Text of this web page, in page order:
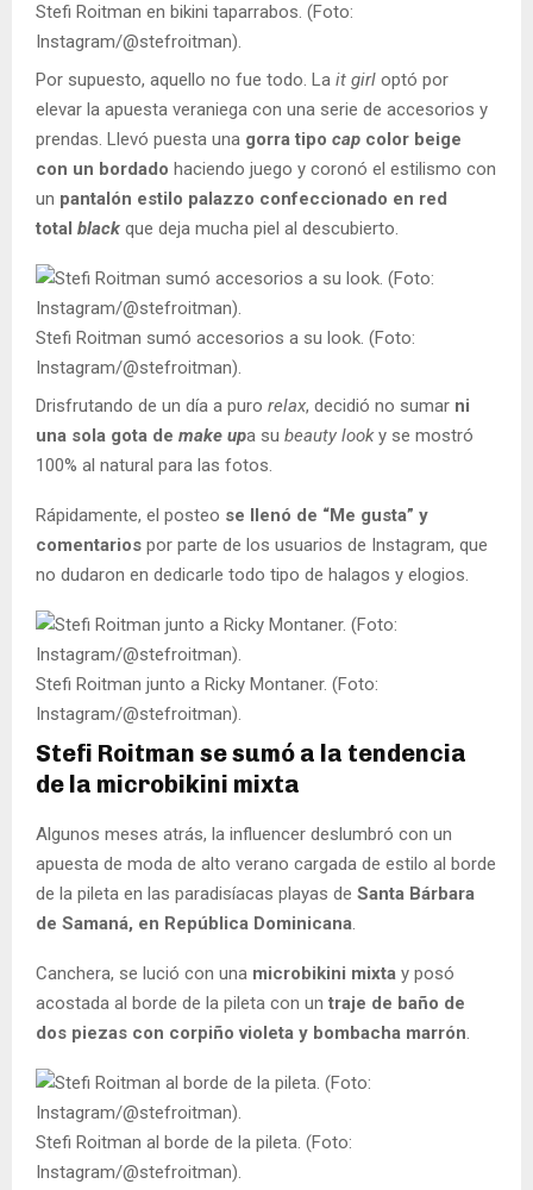
Stefi Roitman en bikini taparrabos. (Foto:
Instagram/@stefroitman).
Por supuesto, aquello no fue todo. La it girl optó por
elevar la apuesta veraniega con una serie de accesorios y
prendas. Llevó puesta una gorra tipo cap color beige
con un bordado haciendo juego y coronó el estilismo con
un pantalón estilo palazzo confeccionado en red
total black que deja mucha piel al descubierto.
Stefi Roitman sumó accesorios a su look. (Foto:
Instagram/@stefroitman).
Drisfrutando de un día a puro relax, decidió no sumar ni
una sola gota de make upa su beauty looky se mostró
100% al natural para las fotos.
Rápidamente, el posteo se llenó de “Me gusta” y
comentarios por parte de los usuarios de Instagram, que
no dudaron en dedicarle todo tipo de halagos y elogios.
Stefi Roitman junto a Ricky Montaner. (Foto:
Instagram/@stefroitman).
Stefi Roitman se sumó a la tendencia
de la microbikini mixta
Algunos meses atrás, la influencer deslumbró con un
apuesta de moda de alto verano cargada de estilo al borde
de la pileta en las paradisíacas playas de Santa Bárbara
de Samaná, en República Dominicana.
Canchera, se lució con una microbikini mixta y posó
acostada al borde de la pileta con un traje de baño de
dos piezas con corpiño violeta y bombacha marrón.
Stefi Roitman al borde de la pileta. (Foto:
Instagram/@stefroitman).